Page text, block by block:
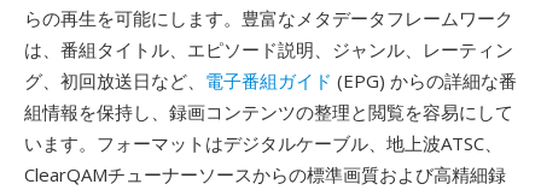
らの再生を可能にします。豊富なメタデータフレームワーク
は、番組タイトル、エピソード説明、ジャンル、レーティン
グ、初回放送日など、 電子番組ガイド (EPG) からの詳細な番
組情報を保持し、録画コンテンツの整理と閲覧を容易にして
います。フォーマットはデジタルケーブル、地上波ATSC、
ClearQAMチューナーソースからの標準画質および高精細録